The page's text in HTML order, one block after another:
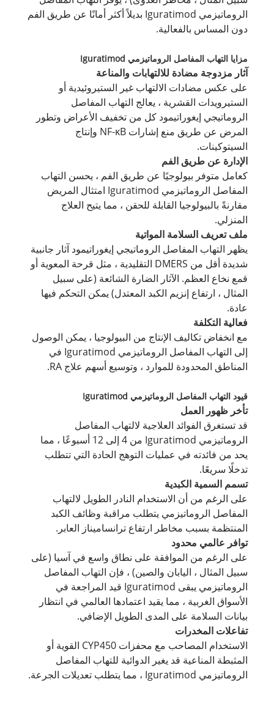
الروماتيزمي Iguratimod بديلاً أكثر أمانًا عن طريق الفم
دون المساس بالفعالية.
مزايا التهاب المفاصل الروماتيزمي Iguratimod
آثار مزدوجة مضادة للالتهابات والمناعة
على عكس مضادات الالتهاب غير الستيروئيدية أو
الستيرويدات القشرية ، يعالج التهاب المفاصل
الروماتيجي إيغوراتيمود كل من تخفيف الأعراض وتطور
المرض عن طريق منع إشارات NF-κB وإنتاج
السيتوكينات.
الإدارة عن طريق الفم
كعامل متوفر بيولوجيًا عن طريق الفم ، يحسن التهاب
المفاصل الروماتيزمي Iguratimod امتثال المريض
مقارنةً بالبيولوجيا القابلة للحقن ، مما يتيح العلاج
المنزلي.
ملف تعريف السلامة المواتية
يظهر التهاب المفاصل الروماتيجي إيغوراتيمود آثار جانبية
شديدة أقل من DMERS التقليدية ، مثل قرحة المعوية أو
قمع نخاع العظم. الآثار الضارة الشائعة (على سبيل
المثال ، ارتفاع إنزيم الكبد المعتدل) يمكن التحكم فيها
عادة.
فعالية التكلفة
مع انخفاض تكاليف الإنتاج من البيولوجيا ، يمكن الوصول
إلى التهاب المفاصل الروماتيزمي Iguratimod في
المناطق المحدودة للموارد ، وتوسيع أسهم علاج RA.
قيود التهاب المفاصل الروماتيزمي Iguratimod
تأخر ظهور العمل
قد تستغرق الفوائد العلاجية لالتهاب المفاصل
الروماتيزمي Iguratimod من 4 إلى 12 أسبوعًا ، مما
يحد من فائدته في عمليات التوهج الحادة التي تتطلب
تدخلًا سريعًا.
تسمم السمية الكبدية
على الرغم من أن الاستخدام النادر الطويل لالتهاب
المفاصل الروماتيزمي يتطلب مراقبة وظائف الكبد
المنتظمة بسبب مخاطر ارتفاع ترانساميناز العابر.
توافر عالمي محدود
على الرغم من الموافقة على نطاق واسع في آسيا (على
سبيل المثال ، اليابان والصين) ، فإن التهاب المفاصل
الروماتيزمي يبقى Iguratimod قيد المراجعة في
الأسواق الغربية ، مما يقيد اعتمادها العالمي في انتظار
بيانات السلامة على المدى الطويل الإضافي.
تفاعلات المخدرات
الاستخدام المصاحب مع محفزات CYP450 القوية أو
المثبطة المناعية قد يغير الدوائية للتهاب المفاصل
الروماتيزمي Iguratimod ، مما يتطلب تعديلات الجرعة.